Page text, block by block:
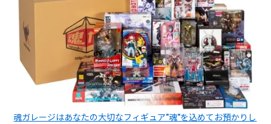
魂ガレージはあなたの大切なフィギュア"魂"を込めてお預かりし